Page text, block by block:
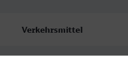
Verkehrsmittel